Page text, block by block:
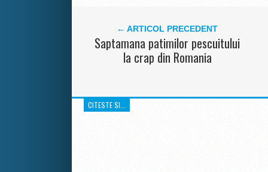
← ARTICOL PRECEDENT
Saptamana patimilor pescuitului
la crap din Romania
CITESTE SI...